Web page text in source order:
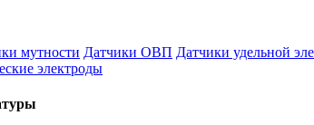
мутности Датчики ОВП Датчики удельной
электроды